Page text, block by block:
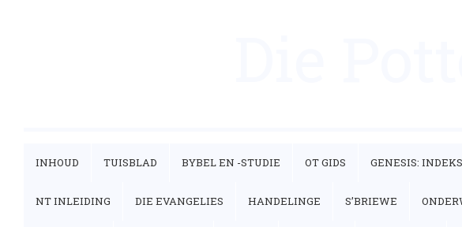
INHOUD TUISBLAD BYBEL EN -STUDIE OT GIDS GENESIS: INDEKS
NT INLEIDING DIE EVANGELIES HANDELINGE S’BRIEWE